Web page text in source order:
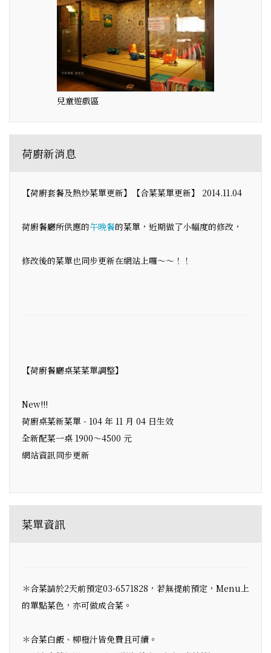
兒童遊戲區
荷廚新消息
【荷廚套餐及熱炒菜單更新】【合菜菜單更新】 2014.11.04
荷廚餐廳所供應的午晚餐的菜單，近期做了小幅度的修改，
修改後的菜單也同步更新在網站上囉～～！！
【荷廚餐廳桌菜菜單調整】
New!!!
荷廚桌菜新菜單 - 104 年 11 月 04 日生效
全新配菜一桌 1900～4500 元
網站資訊同步更新
菜單資訊
＊合菜請於2天前預定03-6571828，若無提前預定，Menu上
的單點菜色，亦可做成合菜。
＊合菜白飯、柳橙汁皆免費且可續。